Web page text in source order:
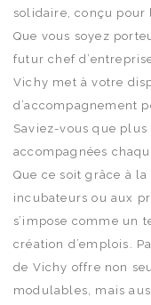
solidaire, conçu pour
Que vous soyez
futur chef
Vichy met à votre
d’accompagnement
Saviez-vous que plus
accompagnées
Que ce soit grâce à
incubateurs ou aux
s’impose comme un
création d’emplois.
de Vichy offre non
modulables, mais